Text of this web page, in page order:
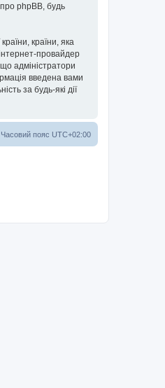
про phpBB, будь
країни, яка
провайдер
адміністратори
введена вами
за будь-які дії
Часовий пояс UTC+02:00